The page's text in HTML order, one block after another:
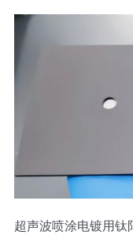
半导体技术科普
超声波喷涂原理
喷涂的影响因素
中文
超声波喷涂电镀用